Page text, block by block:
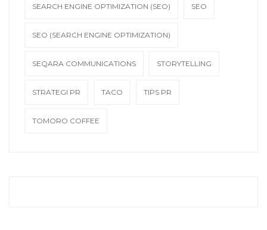
SEARCH ENGINE OPTIMIZATION (SEO) SEO
SEO (SEARCH ENGINE OPTIMIZATION)
SEQARA COMMUNICATIONS STORYTELLING
STRATEGI PR TACO TIPS PR
TOMORO COFFEE